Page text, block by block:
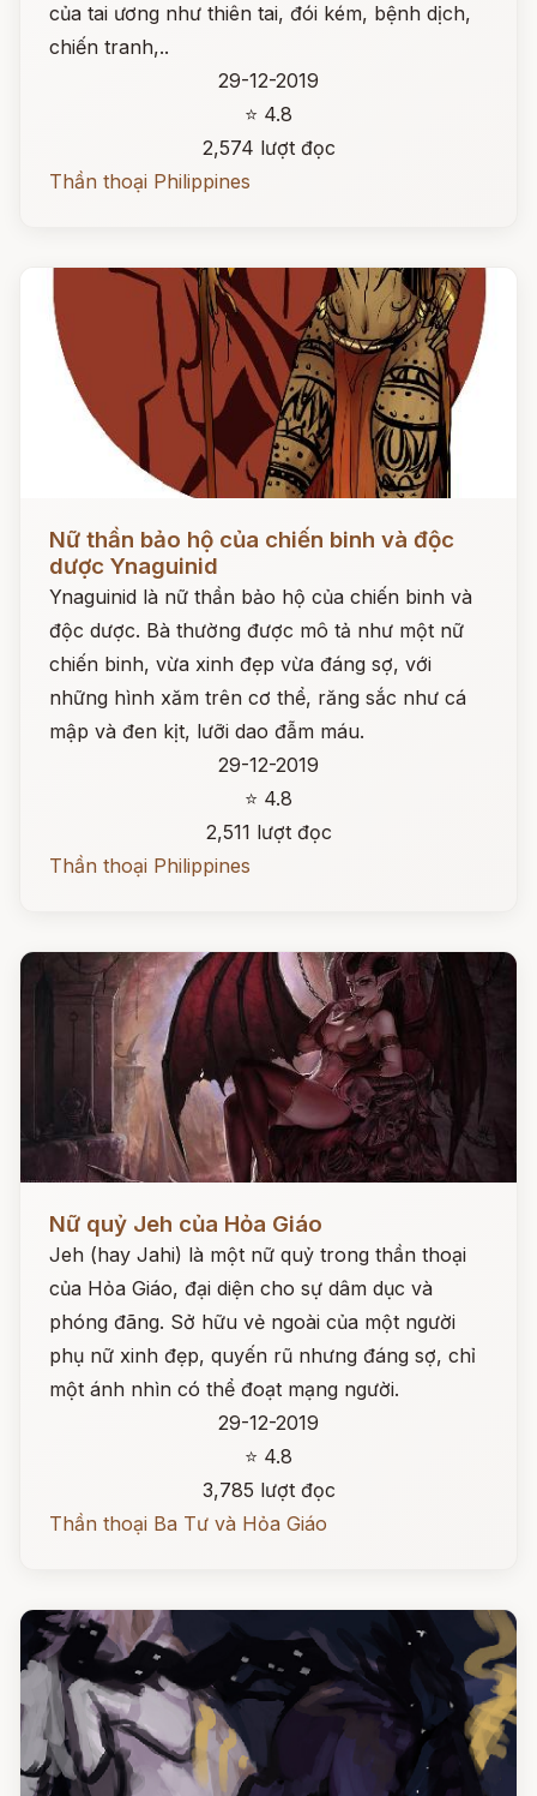
của tai ương như thiên tai, đói kém, bệnh dịch,
chiến tranh,..
29-12-2019
⭐ 4.8
2,574 lượt đọc
Thần thoại Philippines
Nữ thần bảo hộ của chiến binh và độc
dược Ynaguinid
Ynaguinid là nữ thần bảo hộ của chiến binh và
độc dược. Bà thường được mô tả như một nữ
chiến binh, vừa xinh đẹp vừa đáng sợ, với
những hình xăm trên cơ thể, răng sắc như cá
mập và đen kịt, lưỡi dao đẫm máu.
29-12-2019
⭐ 4.8
2,511 lượt đọc
Thần thoại Philippines
Nữ quỷ Jeh của Hỏa Giáo
Jeh (hay Jahi) là một nữ quỷ trong thần thoại
của Hỏa Giáo, đại diện cho sự dâm dục và
phóng đãng. Sở hữu vẻ ngoài của một người
phụ nữ xinh đẹp, quyến rũ nhưng đáng sợ, chỉ
một ánh nhìn có thể đoạt mạng người.
29-12-2019
⭐ 4.8
3,785 lượt đọc
Thần thoại Ba Tư và Hỏa Giáo